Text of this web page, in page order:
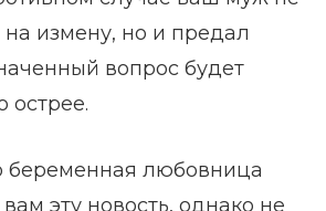
измену, но и предал
вопрос будет
острее.
беременная любовница
эту новость, однако не